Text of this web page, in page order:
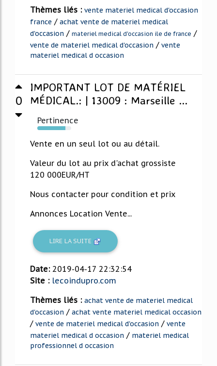
Thèmes liés : vente materiel medical d'occasion
france / achat vente de materiel medical
d'occasion / materiel medical d'occasion ile de france /
vente de materiel medical d'occasion / vente
materiel medical d occasion
0
IMPORTANT LOT DE MATÉRIEL
MÉDICAL.: | 13009 : Marseille ...
Pertinence
83%
Vente en un seul lot ou au détail.
Valeur du lot au prix d'achat grossiste
120 000EUR/HT
Nous contacter pour condition et prix
Annonces Location Vente...
LIRE LA SUITE
Date: 2019-04-17 22:32:54
Site : lecoindupro.com
Thèmes liés : achat vente de materiel medical
d'occasion / achat vente materiel medical occasion
/ vente de materiel medical d'occasion / vente
materiel medical d occasion / materiel medical
professionnel d occasion